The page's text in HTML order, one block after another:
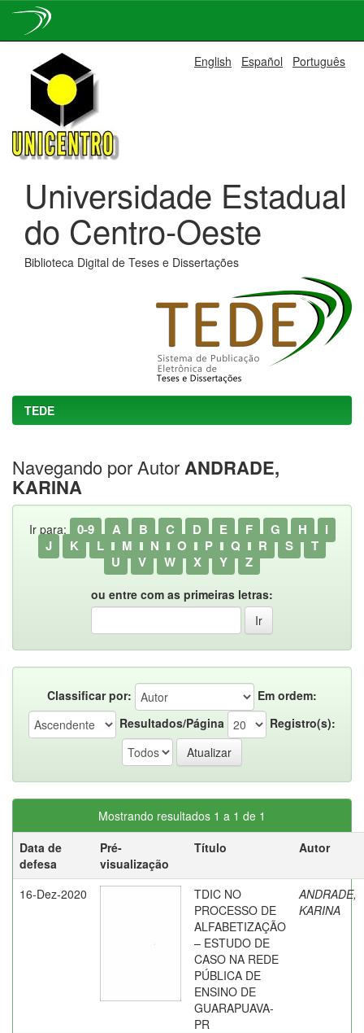
navigation
English Español Português
Universidade Estadual
do Centro-Oeste
Biblioteca Digital de Teses e Dissertações
TEDE
Navegando por AutorANDRADE,
KARINA
Ir para: 0-9 A B C D E F G H
I
J
K L M N O P Q R S
T
U
V W X Y Z
ou entre com as primeiras letras:
Classificar por:
Em ordem:
Resultados/Página
Registro(s):
Mostrando resultados 1 a 1 de 1
Data de
defesa
Pré-
visualização
Título Autor
16-Dez-2020
TDIC NO
PROCESSO DE
ALFABETIZAÇÃO
– ESTUDO DE
CASO NA REDE
PÚBLICA DE
ENSINO DE
GUARAPUAVA-
PR
ANDRADE,
KARINA